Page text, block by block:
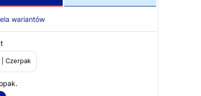
wariantów
| Czerpak